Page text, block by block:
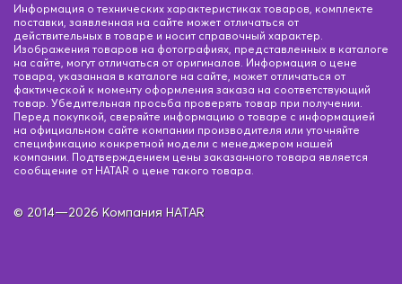
Информация о технических характеристиках товаров, комплекте
поставки, заявленная на сайте может отличаться от
действительных в товаре и носит справочный характер.
Изображения товаров на фотографиях, представленных в каталоге
на сайте, могут отличаться от оригиналов. Информация о цене
товара, указанная в каталоге на сайте, может отличаться от
фактической к моменту оформления заказа на соответствующий
товар. Убедительная просьба проверять товар при получении.
Перед покупкой, сверяйте информацию о товаре с информацией
на официальном сайте компании производителя или уточняйте
спецификацию конкретной модели с менеджером нашей
компании. Подтверждением цены заказанного товара является
сообщение от HATAR о цене такого товара.
© 2014—2026 Компания HATAR